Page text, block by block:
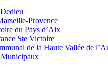
Provence
du Pays d’Aix
Ste Victoire
de la Haute Vallée de
Municipaux